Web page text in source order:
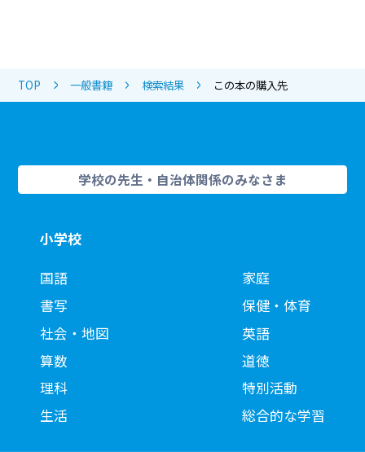
TOP 一般書籍 検索結果 この本の購入先
学校の先生・自治体関係のみなさま
小学校
国語
書写
社会・地図
算数
理科
生活
家庭
保健・体育
英語
道徳
特別活動
総合的な学習